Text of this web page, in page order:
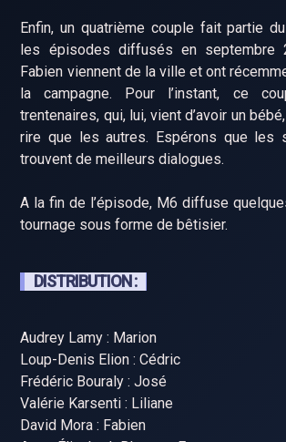
Enfin, un quatrième couple fait partie
les épisodes diffusés en septembre
Fabien viennent de la ville et ont
la campagne. Pour l’instant, ce
trentenaires, qui, lui, vient d’avoir un
rire que les autres. Espérons que les
trouvent de meilleurs dialogues.
A la fin de l’épisode, M6 diffuse
tournage sous forme de bêtisier.
DISTRIBUTION :
Audrey Lamy : Marion
Loup-Denis Elion : Cédric
Frédéric Bouraly : José
Valérie Karsenti : Liliane
David Mora : Fabien